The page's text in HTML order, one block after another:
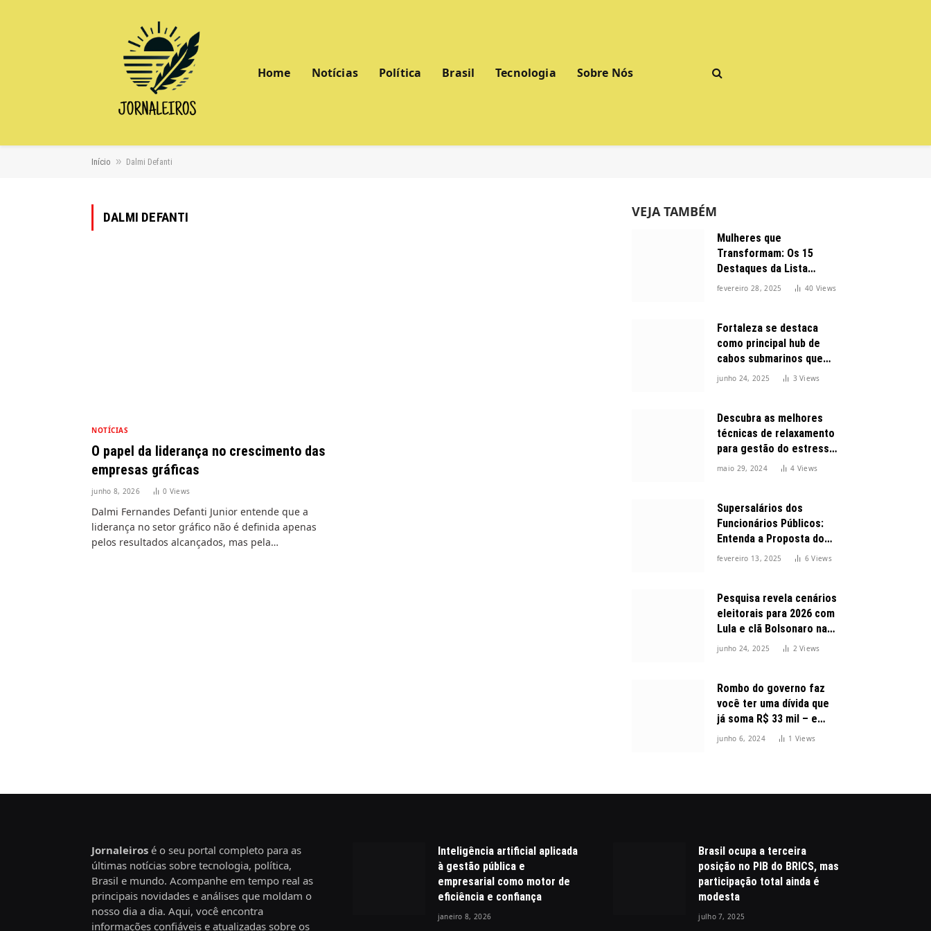
Home Notícias Política Brasil Tecnologia Sobre Nós
Início » Dalmi Defanti
DALMI DEFANTI
NOTÍCIAS
O papel da liderança no crescimento das
empresas gráficas
junho 8, 2026 0 Views
Dalmi Fernandes Defanti Junior entende que a
liderança no setor gráfico não é definida apenas
pelos resultados alcançados, mas pela…
VEJA TAMBÉM
Mulheres que
Transformam: Os 15
Destaques da Lista
Forbes 2025 no Brasil
fevereiro 28, 2025 40 Views
Fortaleza se destaca
como principal hub de
cabos submarinos que
conectam o Brasil ao
junho 24, 2025 3Views
Descubra as melhores
técnicas de relaxamento
para gestão do estresse
durante o dia
maio 29, 2024 4 Views
Supersalários dos
Funcionários Públicos:
Entenda a Proposta do
Governo para Limitar
fevereiro 13, 2025 6Views
Pesquisa revela cenários
eleitorais para 2026 com
Lula e clã Bolsonaro na
disputa presidencial
junho 24, 2025 2Views
Rombo do governo faz
você ter uma dívida que
já soma R$ 33 mil – e
cresceu 300%
junho 6, 2024 1 Views
Jornaleiros é o seu portal completo para as
últimas notícias sobre tecnologia, política,
Brasil e mundo. Acompanhe em tempo real as
principais novidades e análises que moldam o
nosso dia a dia. Aqui, você encontra
informações confiáveis e atualizadas sobre os
Inteligência artificial aplicada
à gestão pública e
empresarial como motor de
eficiência e confiança
janeiro 8, 2026
Brasil ocupa a terceira
posição no PIB do BRICS, mas
participação total ainda é
modesta
julho 7, 2025